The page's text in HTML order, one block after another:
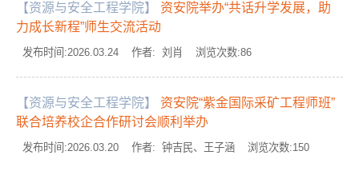
【资源与安全工程学院】
资安院举办“共话升学发展，助
力成长新程”师生交流活动
发布时间:2026.03.24 作者: 刘肖 浏览次数:86
【资源与安全工程学院】
资安院“紫金国际采矿工程师班”
联合培养校企合作研讨会顺利举办
发布时间:2026.03.20 作者: 钟吉民、王子涵 浏览次数:150